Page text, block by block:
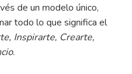
de un modelo único,
todo lo que significa el
Inspirarte, Crearte,
.